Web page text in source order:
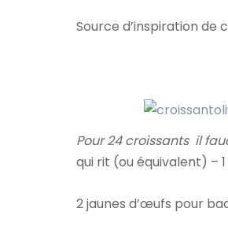
Source d’inspiration de
Pour 24 croissants il
qui rit (ou équivalent) –
2 jaunes d’œufs pour